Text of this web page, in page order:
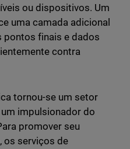
ou dispositivos. Um
uma camada adicional
finais e dados
contra
tornou-se um setor
impulsionador do
promover seu
os serviços de